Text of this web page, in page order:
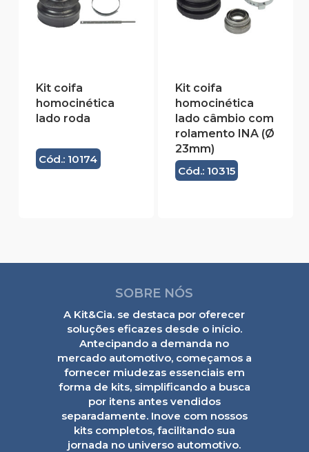
Kit coifa
homocinética
lado roda
Cód.: 10174
Kit coifa
homocinética
lado câmbio com
rolamento INA (Ø
23mm)
Cód.: 10315
SOBRE NÓS
A Kit&Cia. se destaca por oferecer
soluções eficazes desde o início.
Antecipando a demanda no
mercado automotivo, começamos a
fornecer miudezas essenciais em
forma de kits, simplificando a busca
por itens antes vendidos
separadamente. Inove com nossos
kits completos, facilitando sua
jornada no universo automotivo.